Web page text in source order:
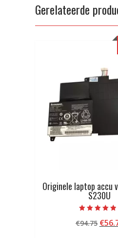
Gerelateerde
Originele laptop accu
S230U
met
4.50
€94.75 €